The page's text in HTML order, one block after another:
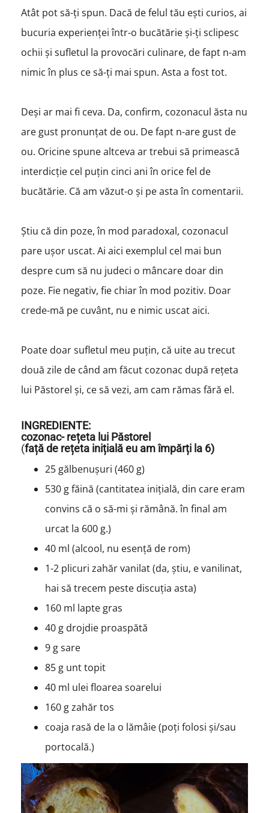
Atât pot să-ți spun. Dacă de felul tău ești curios, ai
bucuria experienței într-o bucătărie și-ți sclipesc
ochii și sufletul la provocări culinare, de fapt n-am
nimic în plus ce să-ți mai spun. Asta a fost tot.
Deși ar mai fi ceva. Da, confirm, cozonacul ăsta nu
are gust pronunțat de ou. De fapt n-are gust de
ou. Oricine spune altceva ar trebui să primească
interdicție cel puțin cinci ani în orice fel de
bucătărie. Că am văzut-o și pe asta în comentarii.
Știu că din poze, în mod paradoxal, cozonacul
pare ușor uscat. Ai aici exemplul cel mai bun
despre cum să nu judeci o mâncare doar din
poze. Fie negativ, fie chiar în mod pozitiv. Doar
crede-mă pe cuvânt, nu e nimic uscat aici.
Poate doar sufletul meu puțin, că uite au trecut
două zile de când am făcut cozonac după rețeta
lui Păstorel și, ce să vezi, am cam rămas fără el.
INGREDIENTE:
cozonac- rețeta lui Păstorel
(față de rețeta inițială eu am împărți la 6)
25 gălbenușuri (460 g)
530 g făină (cantitatea inițială, din care eram
convins că o să-mi și rămână. în final am
urcat la 600 g.)
40 ml (alcool, nu esență de rom)
1-2 plicuri zahăr vanilat (da, știu, e vanilinat,
hai să trecem peste discuția asta)
160 ml lapte gras
40 g drojdie proaspătă
9 g sare
85 g unt topit
40 ml ulei floarea soarelui
160 g zahăr tos
coaja rasă de la o lămâie (poți folosi și/sau
portocală.)